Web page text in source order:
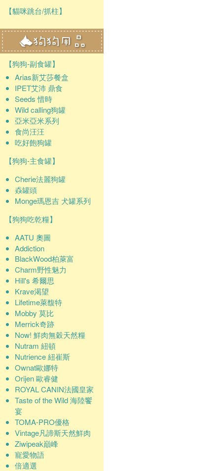
【貓咪跳台/抓柱】
【狗狗-副食罐】
Arias新艾莎餐盒
IPET艾沛 鼎食
Seeds 惜時
Wild calling狗罐
亞米亞米系列
食尚汪汪
吃好飽狗罐
【狗狗-主食罐】
Cherie法麗狗罐
猋罐頭
Monge瑪恩吉 犬罐系列
【狗狗吃乾糧】
AATU 奧圖
Addiction
BlackWood柏萊富
Charm野性魅力
Hill's 希爾思
Krave渴望
Lifetime萊馥特
Mobby 莫比
Merrick奇跡
Now! 鮮肉無穀天然糧
Nutram 紐頓
Nutrience 紐崔斯
Ownat歐娜特
Orijen 歐睿健
ROYAL CANIN法國皇家
Taste of the Wild 海陸饗
宴
TOMA-PRO優格
Vintage凡諦斯天然鮮肉
Ziwipeak巔峰
寵愛物語
倍適選